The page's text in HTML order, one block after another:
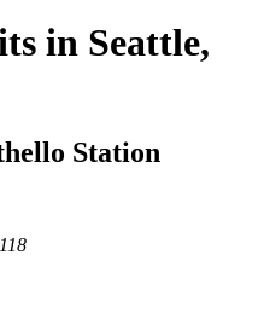
in Seattle,
Station